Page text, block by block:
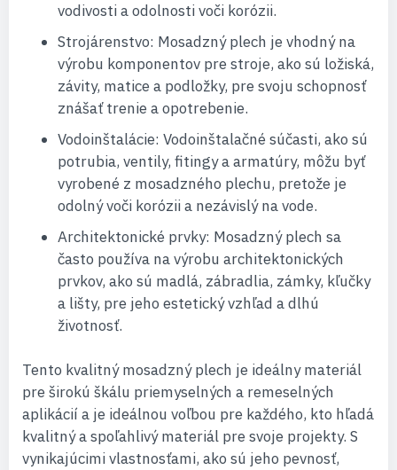
vodivosti a odolnosti voči korózii.
Strojárenstvo: Mosadzný plech je vhodný na
výrobu komponentov pre stroje, ako sú ložiská,
závity, matice a podložky, pre svoju schopnosť
znášať trenie a opotrebenie.
Vodoinštalácie: Vodoinštalačné súčasti, ako sú
potrubia, ventily, fitingy a armatúry, môžu byť
vyrobené z mosadzného plechu, pretože je
odolný voči korózii a nezávislý na vode.
Architektonické prvky: Mosadzný plech sa
často používa na výrobu architektonických
prvkov, ako sú madlá, zábradlia, zámky, kľučky
a lišty, pre jeho estetický vzhľad a dlhú
životnosť.
Tento kvalitný mosadzný plech je ideálny materiál
pre širokú škálu priemyselných a remeselných
aplikácií a je ideálnou voľbou pre každého, kto hľadá
kvalitný a spoľahlivý materiál pre svoje projekty. S
vynikajúcimi vlastnosťami, ako sú jeho pevnosť,